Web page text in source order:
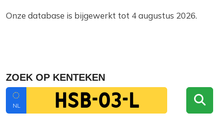
Onze database is bijgewerkt tot 4 augustus 2026.
ZOEK OP KENTEKEN
NL